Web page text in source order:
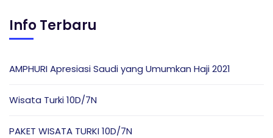
Info Terbaru
AMPHURI Apresiasi Saudi yang Umumkan Haji 2021
Wisata Turki 10D/7N
PAKET WISATA TURKI 10D/7N